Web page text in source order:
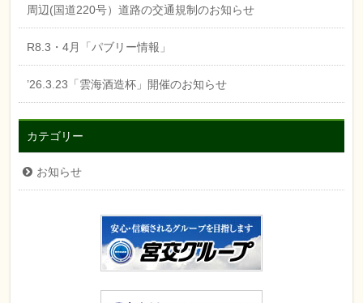
周辺(国道220号）道路の交通規制のお知らせ
R8.3・4月「パブリー情報」
’26.3.23「雲海酒造杯」開催のお知らせ
カテゴリー
お知らせ